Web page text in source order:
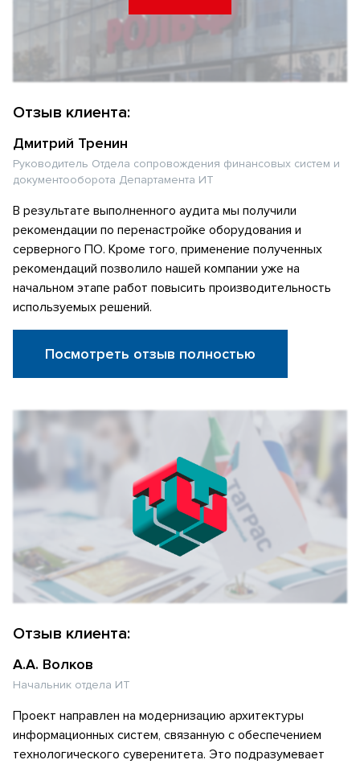
Отзыв клиента:
Дмитрий Тренин
Руководитель Отдела сопровождения финансовых систем и
документооборота Департамента ИТ
В результате выполненного аудита мы получили
рекомендации по перенастройке оборудования и
серверного ПО. Кроме того, применение полученных
рекомендаций позволило нашей компании уже на
начальном этапе работ повысить производительность
используемых решений.
Посмотреть отзыв полностью
Отзыв клиента:
А.А. Волков
Начальник отдела ИТ
Проект направлен на модернизацию архитектуры
информационных систем, связанную с обеспечением
технологического суверенитета. Это подразумевает